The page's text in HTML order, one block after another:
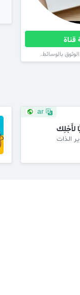
قناة
بالوسائط.
لأَجْلِك
الذات